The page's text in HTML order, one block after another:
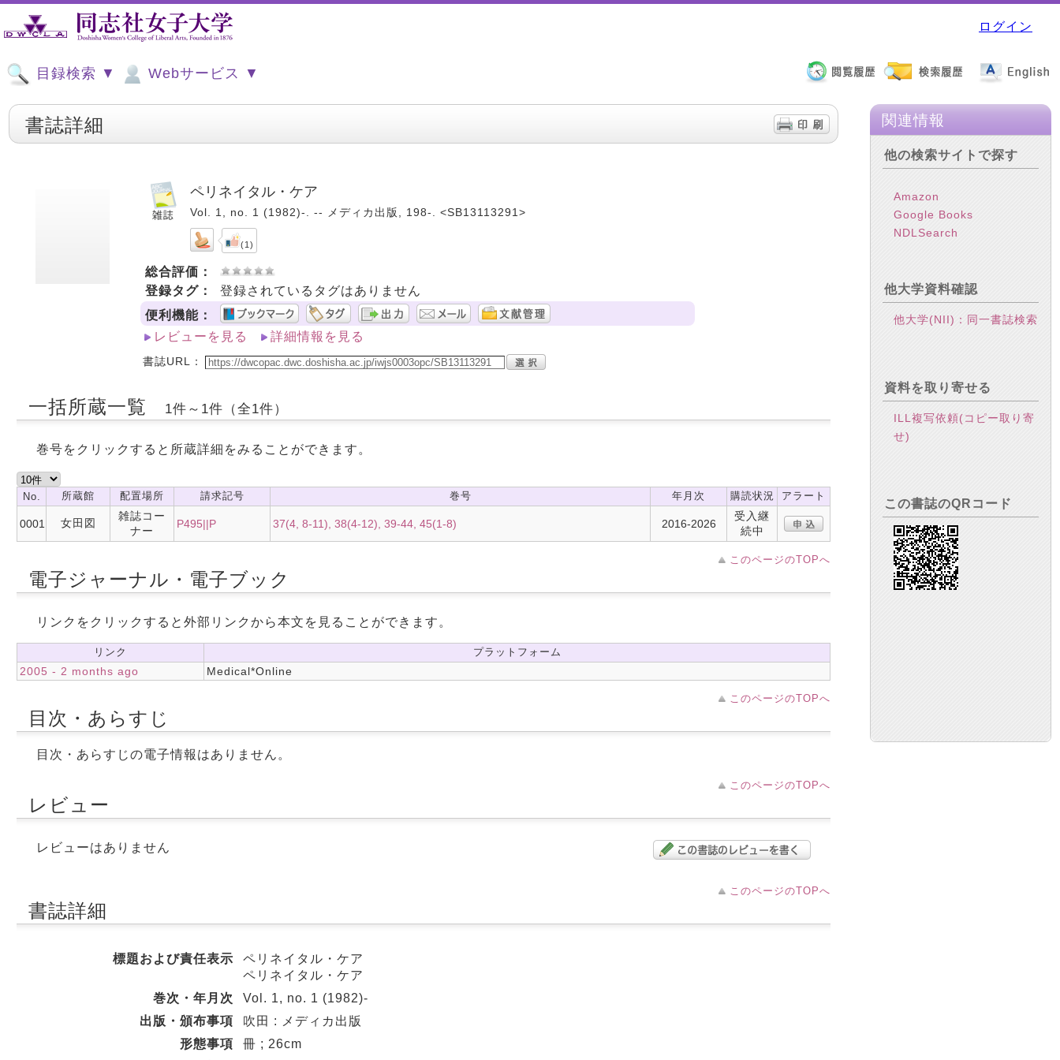
ログイン
目録検索 ▼ Webサービス ▼
書誌詳細
ペリネイタル・ケア
Vol. 1, no. 1 (1982)-. -- メディカ出版, 198-. <SB13113291>
(1)
総合評価：
登録タグ：
登録されているタグはありません
便利機能：
レビューを見る
詳細情報を見る
書誌URL：
一括所蔵一覧 1件～1件（全1件）
巻号をクリックすると所蔵詳細をみることができます。
No. 所蔵館 配置場所 請求記号 巻号 年月次 購読状況 アラート
0001 女田図
雑誌コー
ナー
P495||P 37(4, 8-11), 38(4-12), 39-44, 45(1-8) 2016-2026
受入継
続中
このページのTOPへ
電子ジャーナル・電子ブック
リンクをクリックすると外部リンクから本文を見ることができます。
リンク プラットフォーム
2005 - 2 months ago Medical*Online
このページのTOPへ
目次・あらすじ
目次・あらすじの電子情報はありません。
このページのTOPへ
レビュー
レビューはありません
このページのTOPへ
書誌詳細
標題および責任表示
ペリネイタル・ケア
ペリネイタル・ケア
巻次・年月次
Vol. 1, no. 1 (1982)-
出版・頒布事項
吹田 : メディカ出版
形態事項
冊 ; 26cm
関連情報
他の検索サイトで探す
Amazon
Google Books
NDLSearch
他大学資料確認
他大学(NII)：同一書誌検索
資料を取り寄せる
ILL複写依頼(コピー取り寄
せ)
この書誌のQRコード